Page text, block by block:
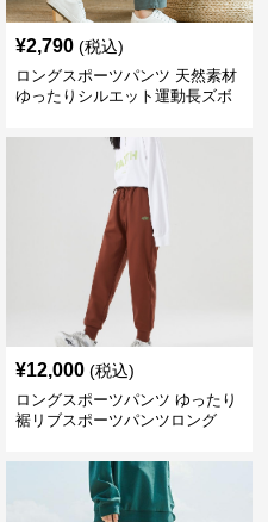
¥2,790 (税込)
ロングスポーツパンツ 天然素材
ゆったりシルエット運動長ズボ
¥12,000 (税込)
ロングスポーツパンツ ゆったり
裾リブスポーツパンツロング